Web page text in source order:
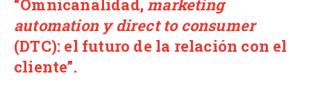
“Omnicanalidad, marketing
automation y direct to consumer
(DTC): el futuro de la relación con el
cliente”.